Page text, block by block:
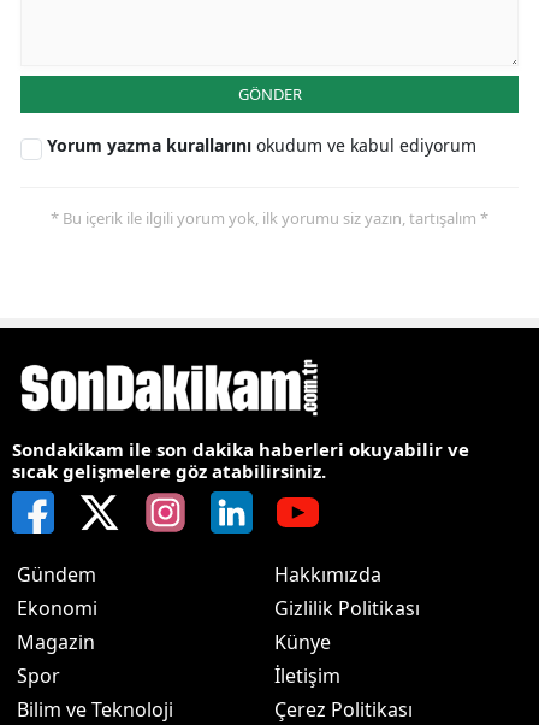
GÖNDER
Yorum yazma kurallarını okudum ve kabul ediyorum
* Bu içerik ile ilgili yorum yok, ilk yorumu siz yazın, tartışalım *
Sondakikam ile son dakika haberleri okuyabilir ve
sıcak gelişmelere göz atabilirsiniz.
Gündem
Ekonomi
Magazin
Spor
Bilim ve Teknoloji
Hakkımızda
Gizlilik Politikası
Künye
İletişim
Çerez Politikası